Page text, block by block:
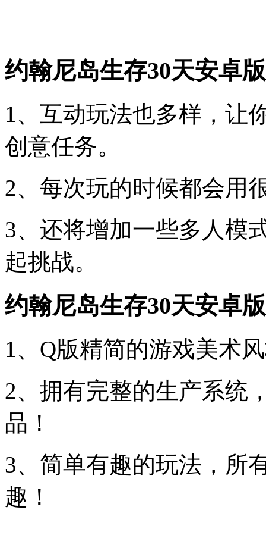
约翰尼岛生存30天安卓
1、互动玩法也多样，让
创意任务。
2、每次玩的时候都会用
3、还将增加一些多人模
起挑战。
约翰尼岛生存30天安卓
1、Q版精简的游戏美术
2、拥有完整的生产系统
品！
3、简单有趣的玩法，所
趣！